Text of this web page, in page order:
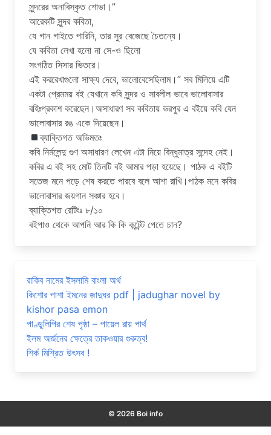
সুন্দরের অনাবিস্কৃত শোভা।”
আরেকটি সুন্দর কবিতা,
যে গান গাইতে পারিনি, তার সুর বেজেছে চৈতন্যে।
যে কবিতা লেখা হলো না সে-ও ছিলো
সংগঠিত সিসার ভিতরে।
এই কররেখাগুলো সাক্ষ্য দেবে, ভালোবেসেছিলাম।” সব মিলিয়ে এটি
একটা প্রেমময় বই যেখানে কবি সুন্দর ও সাবলীল ভাবে ভালোবাসার
বহিঃপ্রকাশ করেছেন।অসাধারণ সব কবিতায় ভরপুর এ বইয়ে কবি যেন
ভালোবাসার রঙ একে দিয়েছেন।
ব্যাক্তিগত অভিমতঃ
কবি নির্মলেন্দু গুণ অসাধারণ লেখেন এটা নিয়ে বিন্ধুমাত্র সন্দেহ নেই।
কবির এ বই সহ মোট তিনটি বই আমার পড়া হয়েছে। পাঠক এ বইটি
সতেজ মনে পড়ে শেষ করতে পারবে বলে আশা রাখি।পাঠক মনে কবির
ভালোবাসার জয়গান সঞ্চার হবে।
ব্যাক্তিগত রেটিংঃ ৮/১০
বইপাও থেকে আপনি আর কি কি কন্টেন্ট পেতে চান?
রাকিব নামের ইসলামি বাংলা অর্থ
কিশোর পাশা ইমনের জাদুঘর pdf | jadughar novel by
kishor pasa emon
পাণ্ডুলিপির শেষ পৃষ্ঠা – পায়েল রায় পার্থ
ইলম অর্জনের ক্ষেত্রে তাকওয়ার গুরুত্ব!
শির্ক মিশ্রিত উৎসব !
© 2026 Boi info